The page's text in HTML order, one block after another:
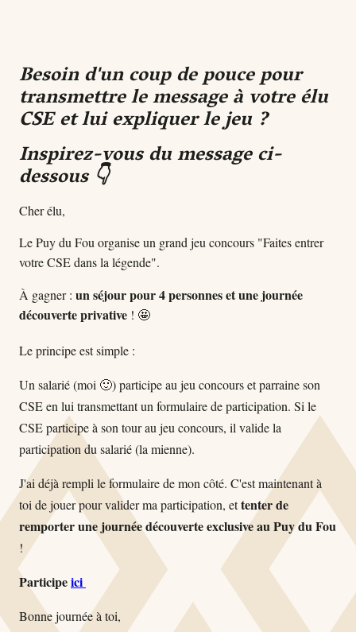
Besoin d'un coup de pouce pour
transmettre le message à votre élu
CSE et lui expliquer le jeu ?
Inspirez-vous du message ci-
dessous 👇
Cher élu,
Le Puy du Fou organise un grand jeu concours "Faites entrer
votre CSE dans la légende".
À gagner : un séjour pour 4 personnes etune journée
découverte privative ! 🤩
Le principe est simple :
Un salarié (moi 🙂) participe au jeu concours et parraine son
CSE en lui transmettant un formulaire de participation. Si le
CSE participe à son tour au jeu concours, il valide la
participation du salarié (la mienne).
J'ai déjà rempli le formulaire de mon côté. C'est maintenant à
toi de jouer pour valider ma participation, ettenter de
remporter une journée découverte exclusive au Puy du Fou
!
Participeici
Bonne journée à toi,